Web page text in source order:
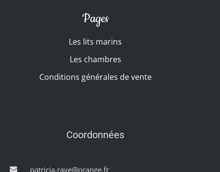
Pages
Les lits marins
Les chambres
Conditions générales de vente
Coordonnées
patricia.raye@orange.fr